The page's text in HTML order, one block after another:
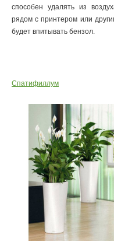
способен удалять из
рядом с принтером или
будет впитывать бензол.
Спатифиллум